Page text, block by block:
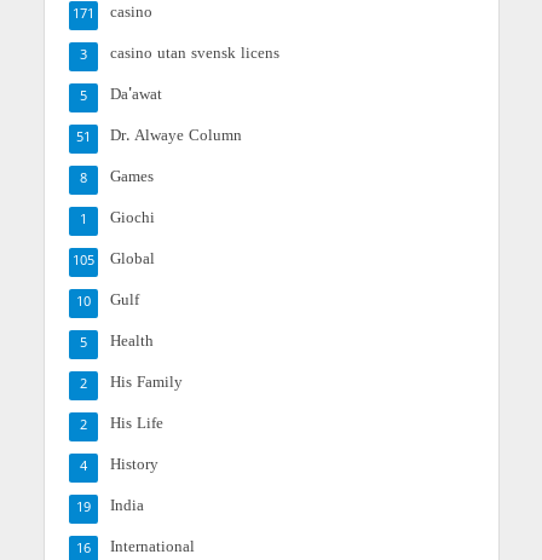
casino
171
casino utan svensk licens
3
Da'awat
5
Dr. Alwaye Column
51
Games
8
Giochi
1
Global
105
Gulf
10
Health
5
His Family
2
His Life
2
History
4
India
19
International
16